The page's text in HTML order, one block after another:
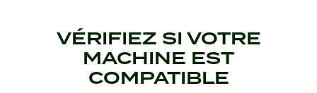
VÉRIFIEZ SI VOTRE
MACHINE EST
COMPATIBLE